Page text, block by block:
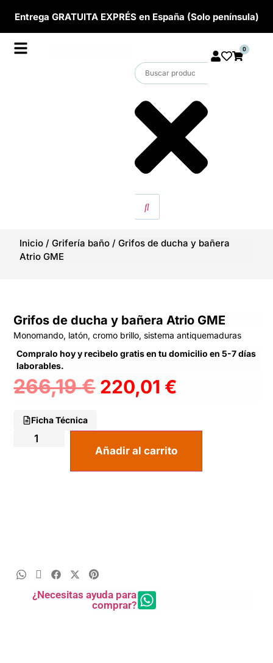
Entrega GRATUITA EXPRÉS en España (Solo península)
0
Inicio /Grifería baño /Grifos de ducha y bañera
Atrio GME
Grifos de ducha y bañera Atrio GME
Monomando, latón, cromo brillo, sistema antiquemaduras
Compralo hoy y recìbelo gratis en tu domicilio en 5-7 días
laborables.
266,19€ 220,01 €
Ficha Técnica
Añadir al carrito
¿Necesitas ayuda para
comprar?